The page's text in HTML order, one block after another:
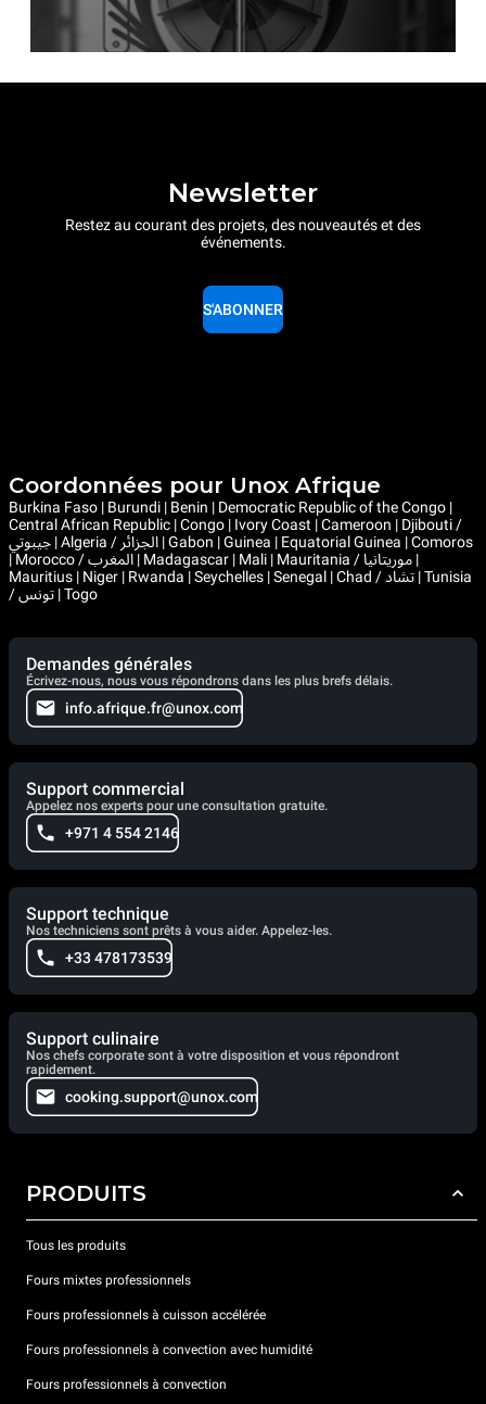
Newsletter
Restez au courant des projets, des nouveautés et des
événements.
S'ABONNER
Coordonnées pour Unox Afrique
Burkina Faso | Burundi | Benin | Democratic Republic of the Congo |
Central African Republic | Congo | Ivory Coast | Cameroon | Djibouti /
جيبوتي | Algeria / الجزائر | Gabon | Guinea | Equatorial Guinea | Comoros
| Morocco / المغرب | Madagascar | Mali | Mauritania / موريتانيا |
Mauritius | Niger | Rwanda | Seychelles | Senegal | Chad / تشاد | Tunisia
/ تونس | Togo
Demandes générales
Écrivez-nous, nous vous répondrons dans les plus brefs délais.
info.afrique.fr@unox.com
Support commercial
Appelez nos experts pour une consultation gratuite.
+971 4 554 2146
Support technique
Nos techniciens sont prêts à vous aider. Appelez-les.
+33 478173539
Support culinaire
Nos chefs corporate sont à votre disposition et vous répondront
rapidement.
cooking.support@unox.com
PRODUITS
Tous les produits
Fours mixtes professionnels
Fours professionnels à cuisson accélérée
Fours professionnels à convection avec humidité
Fours professionnels à convection